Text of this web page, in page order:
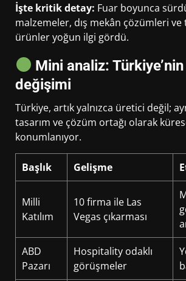
İşte kritik detay: Fuar boyunca
malzemeler, dış mekân çözümleri ve
ürünler yoğun ilgi gördü.
Mini analiz:
değişimi
Türkiye, artık yalnızca üretici değil;
tasarım ve çözüm ortağı olarak
konumlanıyor.
Başlık Gelişme
Milli
Katılım
10 firma ile Las
Vegas çıkarması
ABD
Pazarı
Hospitality odaklı
görüşmeler